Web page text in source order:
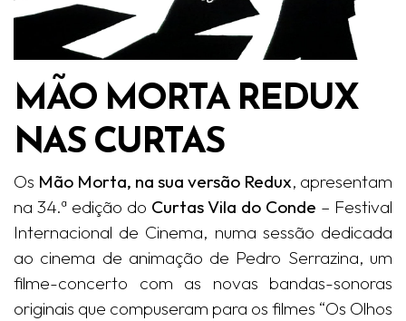
MÃO MORTA REDUX
NAS CURTAS
Os Mão Morta, na sua versão Redux, apresentam
na 34.ª edição do Curtas Vila do Conde – Festival
Internacional de Cinema, numa sessão dedicada
ao cinema de animação de Pedro Serrazina, um
filme-concerto com as novas bandas-sonoras
originais que compuseram para os filmes “Os Olhos